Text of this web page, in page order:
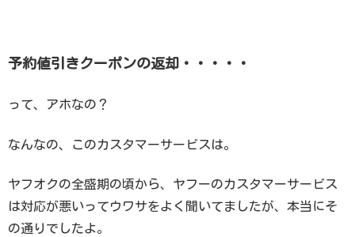
予約値引きクーポンの返却・・・・・
って、アホなの？
なんなの、このカスタマーサービスは。
ヤフオクの全盛期の頃から、ヤフーのカスタマーサービス
は対応が悪いってウワサをよく聞いてましたが、本当にそ
の通りでしたよ。